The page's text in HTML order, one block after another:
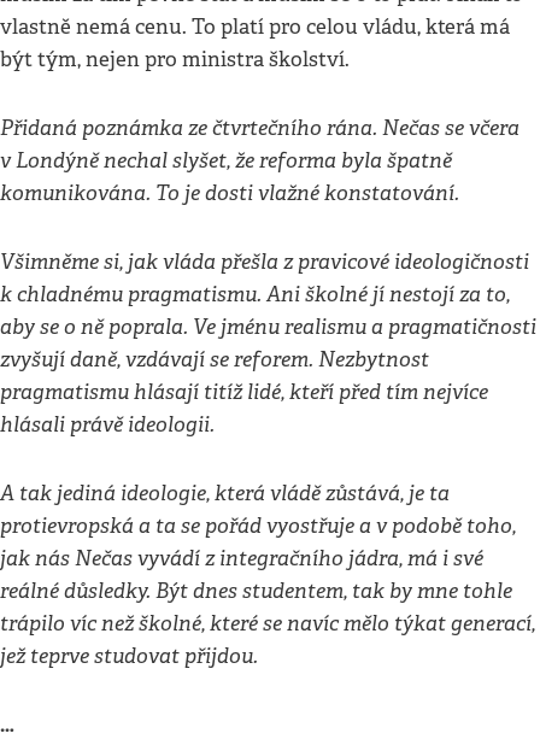
vlastně nemá cenu. To platí pro celou vládu, která má
být tým, nejen pro ministra školství.
Přidaná poznámka ze čtvrtečního rána. Nečas se včera
v Londýně nechal slyšet, že reforma byla špatně
komunikována. To je dosti vlažné konstatování.
Všimněme si, jak vláda přešla z pravicové ideologičnosti
k chladnému pragmatismu. Ani školné jí nestojí za to,
aby se o ně poprala. Ve jménu realismu a pragmatičnosti
zvyšují daně, vzdávají se reforem. Nezbytnost
pragmatismu hlásají titíž lidé, kteří před tím nejvíce
hlásali právě ideologii.
A tak jediná ideologie, která vládě zůstává, je ta
protievropská a ta se pořád vyostřuje a v podobě toho,
jak nás Nečas vyvádí z integračního jádra, má i své
reálné důsledky. Být dnes studentem, tak by mne tohle
trápilo víc než školné, které se navíc mělo týkat generací,
jež teprve studovat přijdou.
…